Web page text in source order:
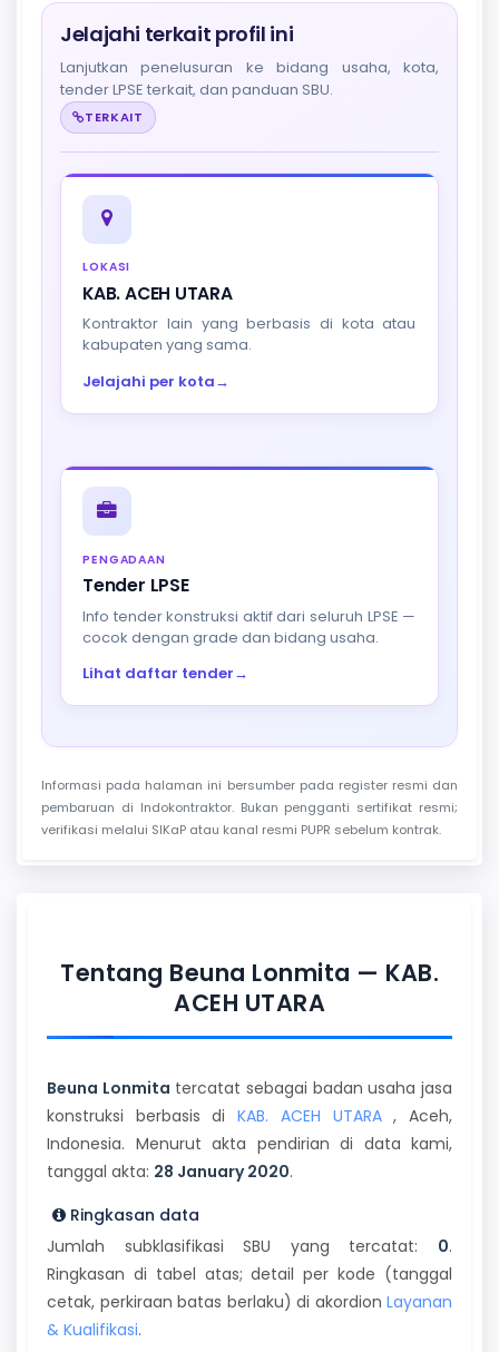
Jelajahi terkait profil ini
Lanjutkan penelusuran ke bidang usaha, kota,
tender LPSE terkait, dan panduan SBU.
TERKAIT
LOKASI
KAB. ACEH UTARA
Kontraktor lain yang berbasis di kota atau
kabupaten yang sama.
Jelajahi per kota→
PENGADAAN
Tender LPSE
Info tender konstruksi aktif dari seluruh LPSE —
cocok dengan grade dan bidang usaha.
Lihat daftar tender→
Informasi pada halaman ini bersumber pada register resmi dan
pembaruan di Indokontraktor. Bukan pengganti sertifikat resmi;
verifikasi melalui SIKaP atau kanal resmi PUPR sebelum kontrak.
Tentang Beuna Lonmita — KAB.
ACEH UTARA
Beuna Lonmita tercatat sebagai badan usaha jasa
konstruksi berbasis diKAB. ACEH UTARA, Aceh,
Indonesia. Menurut akta pendirian di data kami,
tanggal akta: 28 January 2020.
Ringkasan data
Jumlah subklasifikasi SBU yang tercatat: 0.
Ringkasan di tabel atas; detail per kode (tanggal
cetak, perkiraan batas berlaku) di akordion Layanan
& Kualifikasi.